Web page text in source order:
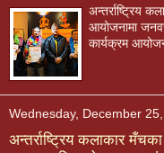
अन्तर्राष्ट्रिय
आयोजनामा
कार्यक्रम
Wednesday, December
अन्तर्राष्ट्रिय कलाकार